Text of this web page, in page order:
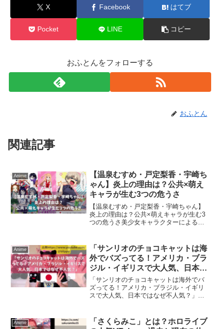
X Facebook はてブ
Pocket LINE コピー
おふとんをフォローする
おふとん
関連記事
Anime
【温泉むすめ・戸定梨香・宇崎ち
ゃん】炎上の理由は？公共×萌え
キャラが生む3つの危うさ
【温泉むすめ・戸定梨香・宇崎ちゃん】
炎上の理由は？公共×萌えキャラが生む3
つの危うさ美少女キャラクターによる地
香」「宇崎ちゃん」をめぐる炎上事例が
示す通り、その裏には大...
Anime
「サンリオのチョコキャットは海
外でバズってる！アメリカ・ブラ
ジル・イギリスで大人気、日本で
はなぜ不人気？」
「サンリオのチョコキャットは海外でバ
ズってる！アメリカ・ブラジル・イギリ
スで大人気、日本ではなぜ不人気？」サ
は24位にとどまった一方、海外ではアメ
リカ・ブラジル・イギリ...
Anime
「さくらみこ」とは？ホロライブ